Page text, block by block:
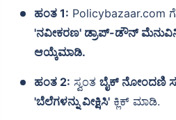
ಹಂತ 1: Policybazaar.com
'ನವೀಕರಣ' ಡ್ರಾಪ್-ಡೌನ್
ಆಯ್ಕೆಮಾಡಿ.
ಹಂತ 2: ಸ್ವಂತ ಬೈಕ್ ನೋಂದಣಿ
'ಬೆಲೆಗಳನ್ನು ವೀಕ್ಷಿಸಿ' ಕ್ಲಿಕ್ ಮಾಡಿ.